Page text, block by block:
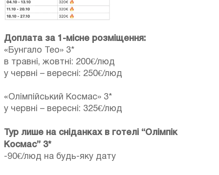
Доплата за 1-місне розміщення:
«Бунгало Тео» 3*
в травні, жовтні: 200€/люд
у червні – вересні: 250€/люд
«Олімпійський Космас» 3*
у червні – вересні: 325€/люд
Тур лише на сніданках в готелі “Олімпік
Космас” 3*
-90€/люд на будь-яку дату